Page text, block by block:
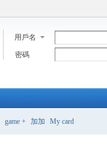
用戶名
密碼
game + 加加 My card